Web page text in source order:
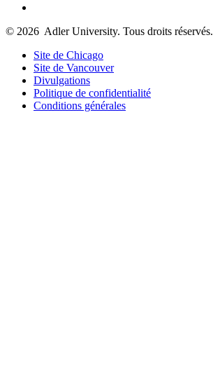
© 2026 Adler University. Tous droits réservés.
Site de Chicago
Site de Vancouver
Divulgations
Politique de confidentialité
Conditions générales